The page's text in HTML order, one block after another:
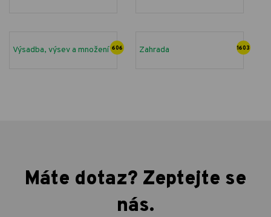
Výsadba, výsev a množení 606 Zahrada 1603
Máte dotaz? Zeptejte se
nás.